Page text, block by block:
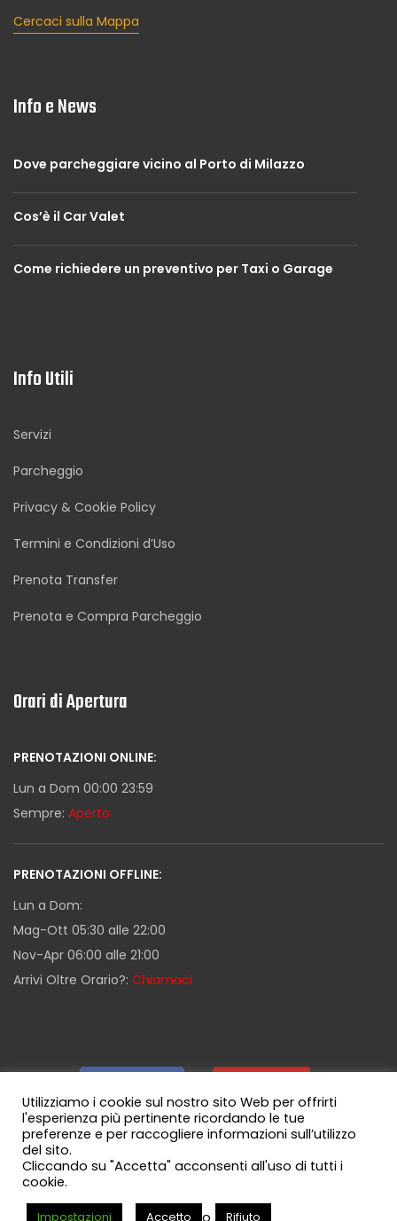
Cercaci sulla Mappa
Info e News
Dove parcheggiare vicino al Porto di Milazzo
Cos’è il Car Valet
Come richiedere un preventivo per Taxi o Garage
Info Utili
Servizi
Parcheggio
Privacy & Cookie Policy
Termini e Condizioni d’Uso
Prenota Transfer
Prenota e Compra Parcheggio
Orari di Apertura
PRENOTAZIONI ONLINE:
Lun a Dom 00:00 23:59
Sempre: Aperto
PRENOTAZIONI OFFLINE:
Lun a Dom:
Mag-Ott 05:30 alle 22:00
Nov-Apr 06:00 alle 21:00
Arrivi Oltre Orario?: Chiamaci
Guida Milazzo | Canale WhatsApp
Utilizziamo i cookie sul nostro sito Web per offrirti
l'esperienza più pertinente ricordando le tue
preferenze e per raccogliere informazioni sull’utilizzo
del sito.
Cliccando su "Accetta" acconsenti all'uso di tutti i
cookie.
Impostazioni Accetto o Rifiuto